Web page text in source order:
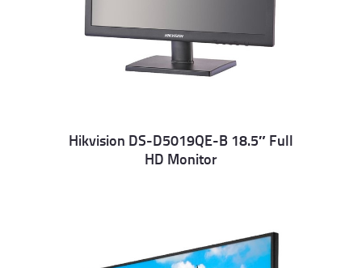
Hikvision DS-D5019QE-B 18.5″ Full
HD Monitor